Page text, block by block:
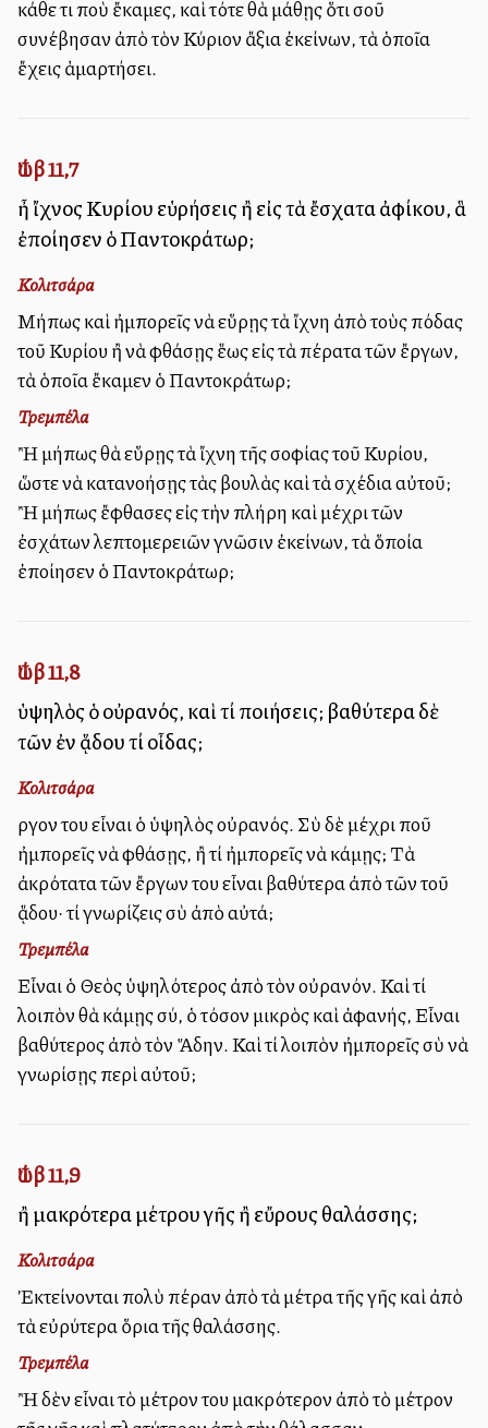
κάθε τι ποὺ ἔκαμες, καὶ τότε θὰ μάθῃς ὅτι σοῦ
συνέβησαν ἀπὸ τὸν Κύριον ἄξια ἐκείνων, τὰ ὁποῖα
ἔχεις ἁμαρτήσει.
Ἰώβ 11,7
ἦ ἴχνος Κυρίου εὑρήσεις ἢ εἰς τὰ ἔσχατα ἀφίκου, ἃ
ἐποίησεν ὁ Παντοκράτωρ;
Κολιτσάρα
Μήπως καὶ ἠμπορεῖς νὰ εὕρῃς τὰ ἴχνη ἀπὸ τοὺς πόδας
τοῦ Κυρίου ἢ νὰ φθάσῃς ἕως εἰς τὰ πέρατα τῶν ἔργων,
τὰ ὁποῖα ἔκαμεν ὁ Παντοκράτωρ;
Τρεμπέλα
Ἢ μήπως θὰ εὕρῃς τὰ ἴχνη τῆς σοφίας τοῦ Κυρίου,
ὥστε νὰ κατανοήσῃς τὰς βουλὰς καὶ τὰ σχέδια αὐτοῦ;
Ἢ μήπως ἔφθασες εἰς τὴν πλήρη καὶ μέχρι τῶν
ἐσχάτων λεπτομερειῶν γνῶσιν ἐκείνων, τὰ ὅποία
ἐποίησεν ὁ Παντοκράτωρ;
Ἰώβ 11,8
ὑψηλὸς ὁ οὐρανός, καὶ τί ποιήσεις; βαθύτερα δὲ
τῶν ἐν ᾅδου τί οἶδας;
Κολιτσάρα
Ἔργον του εἶναι ὁ ὑψηλὸς οὐρανός. Σὺ δὲ μέχρι ποῦ
ἠμπορεῖς νὰ φθάσῃς, ἢ τί ἠμπορεῖς νὰ κάμῃς; Τὰ
ἀκρότατα τῶν ἔργων του εἶναι βαθύτερα ἀπὸ τῶν τοῦ
ᾅδου· τί γνωρίζεις σὺ ἀπὸ αὐτά;
Τρεμπέλα
Εἶναι ὁ Θεὸς ὑψηλότερος ἀπὸ τὸν οὐρανόν. Καὶ τί
λοιπὸν θὰ κάμῃς σύ, ὁ τόσον μικρὸς καὶ ἀφανής, Εἶναι
βαθύτερος ἀπὸ τὸν Ἅδην. Καὶ τί λοιπὸν ἠμπορεῖς σὺ νὰ
γνωρίσῃς περὶ αὐτοῦ;
Ἰώβ 11,9
ἢ μακρότερα μέτρου γῆς ἢ εὔρους θαλάσσης;
Κολιτσάρα
Ἐκτείνονται πολὺ πέραν ἀπὸ τὰ μέτρα τῆς γῆς καὶ ἀπὸ
τὰ εὐρύτερα ὅρια τῆς θαλάσσης.
Τρεμπέλα
Ἢ δὲν εἶναι τὸ μέτρον του μακρότερον ἀπὸ τὸ μέτρον